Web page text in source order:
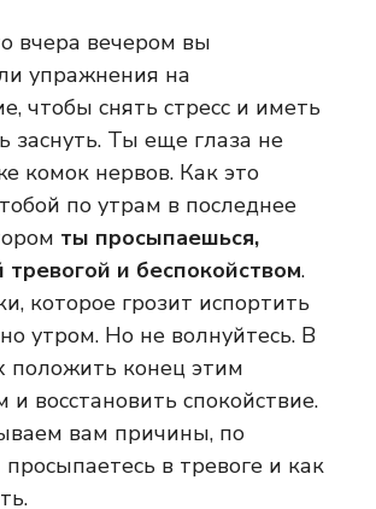
вчера вечером вы
упражнения на
чтобы снять стресс и иметь
заснуть. Ты еще глаза не
комок нервов. Как это
по утрам в последнее
ты просыпаешься,
и беспокойством.
которое грозит испортить
утром. Но не волнуйтесь. В
положить конец этим
и восстановить спокойствие.
вам причины, по
в тревоге и как